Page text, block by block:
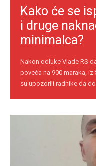
Kako će se
i druge
minimalca?
Nakon odluke Vlade RS
poveća na 900 maraka,
su upozorili radnike da